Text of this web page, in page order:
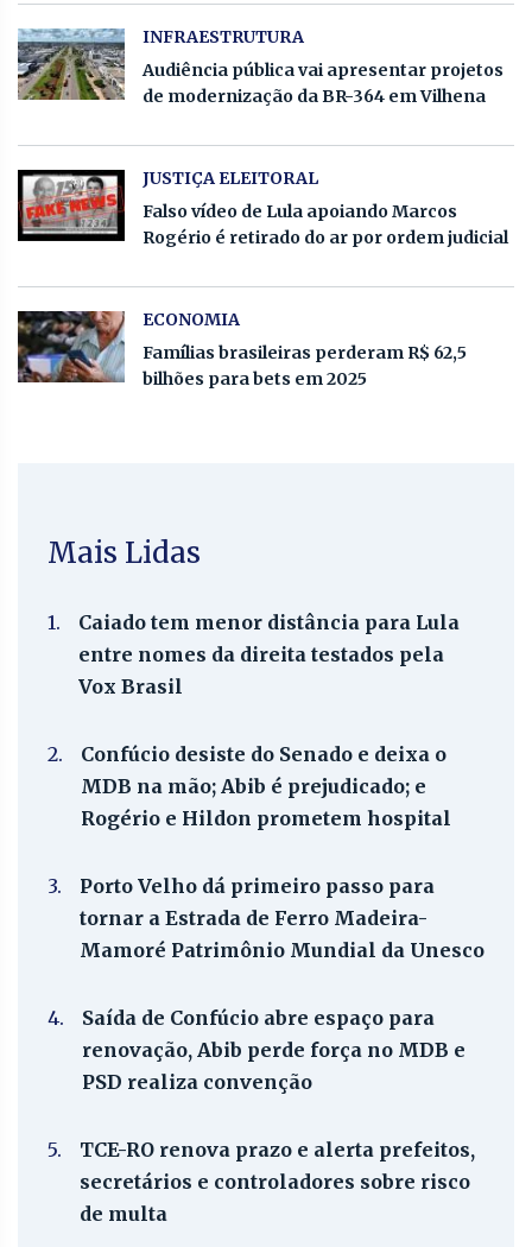
INFRAESTRUTURA
Audiência pública vai apresentar projetos
de modernização da BR-364 em Vilhena
JUSTIÇA ELEITORAL
Falso vídeo de Lula apoiando Marcos
Rogério é retirado do ar por ordem judicial
ECONOMIA
Famílias brasileiras perderam R$ 62,5
bilhões para bets em 2025
Mais Lidas
1.
Caiado tem menor distância para Lula
entre nomes da direita testados pela
Vox Brasil
2.
Confúcio desiste do Senado e deixa o
MDB na mão; Abib é prejudicado; e
Rogério e Hildon prometem hospital
3.
Porto Velho dá primeiro passo para
tornar a Estrada de Ferro Madeira-
Mamoré Patrimônio Mundial da Unesco
4.
Saída de Confúcio abre espaço para
renovação, Abib perde força no MDB e
PSD realiza convenção
5.
TCE-RO renova prazo e alerta prefeitos,
secretários e controladores sobre risco
de multa